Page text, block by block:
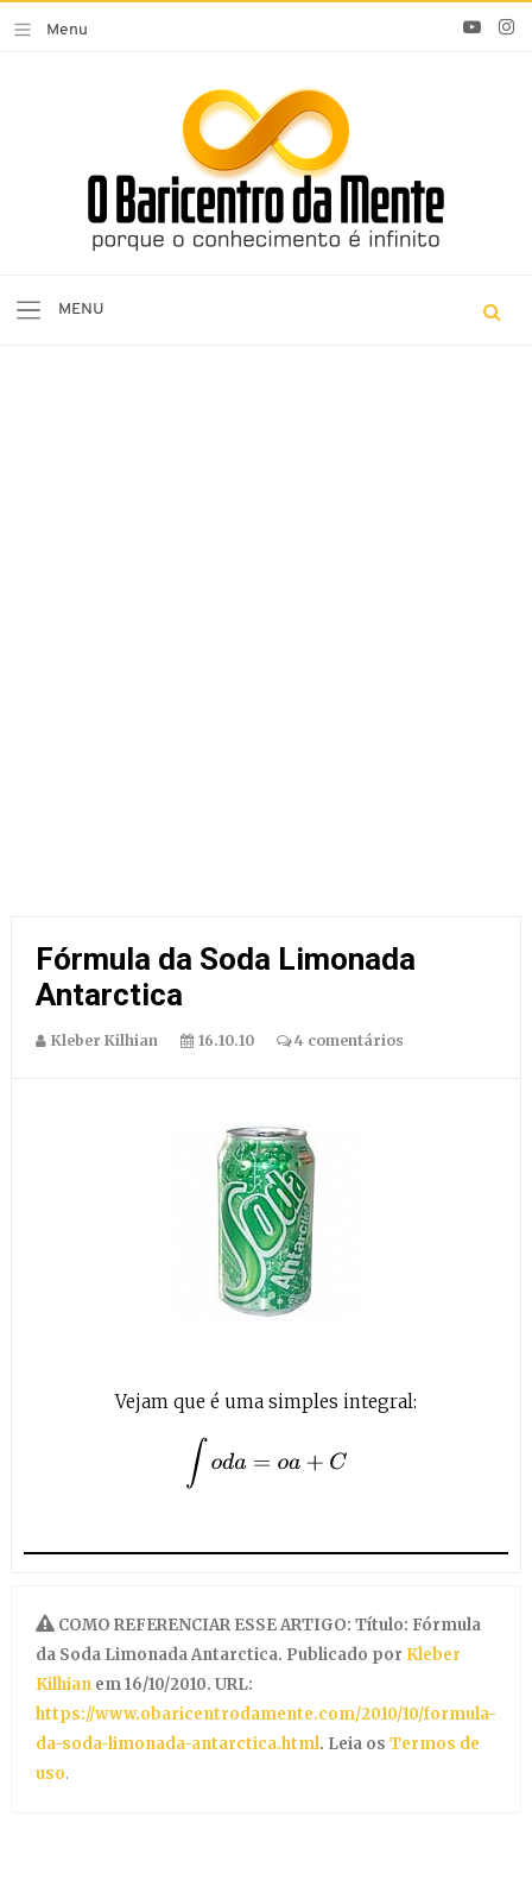
Fórmula da Soda Limonada
Antarctica
Kleber Kilhian 16.10.10 4 comentários
Vejam que é uma simples integral:
o
COMO REFERENCIAR ESSE ARTIGO: Título: Fórmula
da Soda Limonada Antarctica. Publicado por Kleber
Kilhian em 16/10/2010. URL:
https://www.obaricentrodamente.com/2010/10/formula-
da-soda-limonada-antarctica.html. Leia os Termos de
uso.